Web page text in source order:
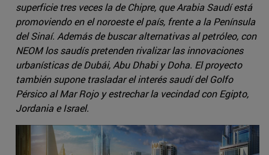
superficie tres veces la de Chipre, que Arabia Saudí está
promoviendo en el noroeste el país, frente a la Península
del Sinaí. Además de buscar alternativas al petróleo, con
NEOM los saudís pretenden rivalizar las innovaciones
urbanísticas de Dubái, Abu Dhabi y Doha. El proyecto
también supone trasladar el interés saudí del Golfo
Pérsico al Mar Rojo y estrechar la vecindad con Egipto,
Jordania e Israel.